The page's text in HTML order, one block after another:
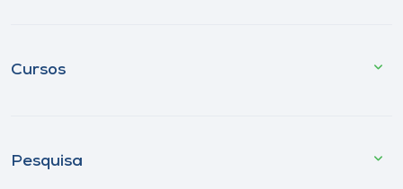
Cursos
Pesquisa